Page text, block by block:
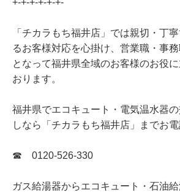
「チカラもち福井店」では親切・丁
るお客様対応を心掛け、営業職・事
となって福井県全域のお客様のお役
おります。
福井県でエコキュート・電気温水器
しなら「チカラもち福井店」までお
☎ 0120-526-330
ガス給湯器からエコキュート・石油